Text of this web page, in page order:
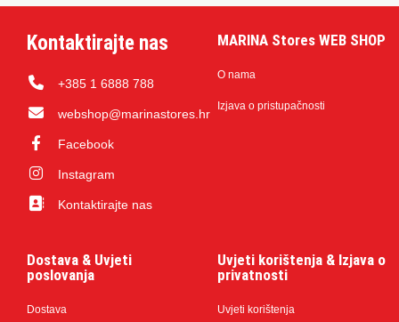
Kontaktirajte nas
+385 1 6888 788
webshop@marinastores.hr
Facebook
Instagram
Kontaktirajte nas
MARINA Stores WEB SHOP
O nama
Izjava o pristupačnosti
Dostava & Uvjeti
poslovanja
Dostava
Uvjeti korištenja & Izjava o
privatnosti
Uvjeti korištenja